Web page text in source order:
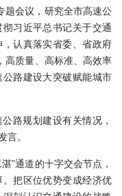
题会议，研究全市高速公
习近平总书记关于交通
认真落实省委、省政府
高质量、高标准、高效率
路建设大突破赋能城市
路规划建设有关情况，
。
”通道的十字交会节点，
把区位优势变成经济优